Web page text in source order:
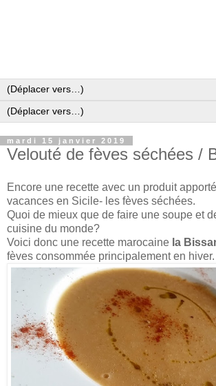
mardi 15 janvier 2019
Velouté de fèves séchées /
Encore une recette avec un produit
vacances en Sicile- les fèves séchées.
Quoi de mieux que de faire une soupe et
cuisine du monde?
Voici donc une recette marocaine la
fèves consommée principalement en hiver.